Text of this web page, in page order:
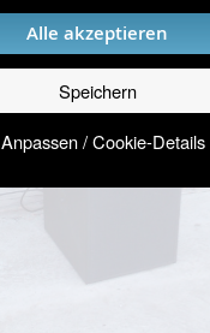
Alle akzeptieren
Speichern
Anpassen / Cookie-Details